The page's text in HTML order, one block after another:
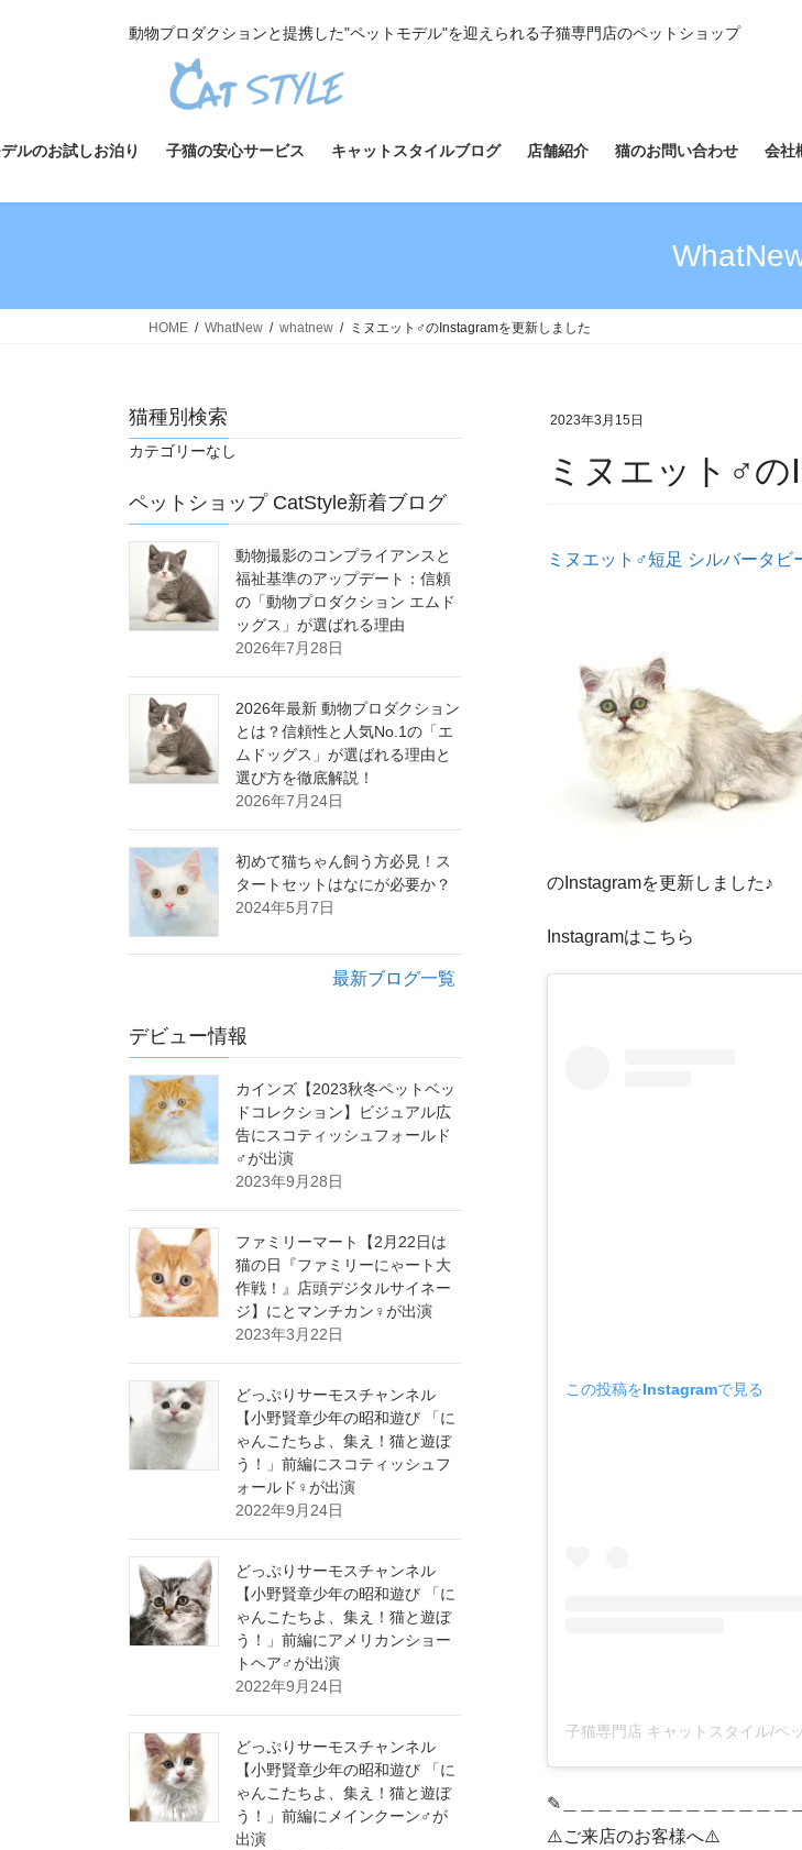
へ
ョ
動物プロダクションと提携した"ペットモデル"を迎えられる子猫専門店のペットショップ
ルのお試しお泊り 子猫の安心サービス キャットスタイルブログ 店舗紹介 猫のお問い合わせ 会社
HOME WhatNew whatnew ミヌエット♂のInstagramを更新しました
2023年3月15日
ミヌエット♂の
ミヌエット♂短足 シルバータビ
のInstagramを更新しました♪
Instagramはこちら
この投稿をInstagramで見る
✎︎＿＿＿＿＿＿＿＿＿＿＿＿＿＿
⚠️ご来店のお客様へ⚠️
猫種別検索
カテゴリーなし
ペットショップ CatStyle新着ブログ
動物撮影のコンプライアンスと
福祉基準のアップデート：信頼
の「動物プロダクション エムド
ッグス」が選ばれる理由
2026年7月28日
2026年最新 動物プロダクション
とは？信頼性と人気No.1の「エ
ムドッグス」が選ばれる理由と
選び方を徹底解説！
2026年7月24日
初めて猫ちゃん飼う方必見！ス
タートセットはなにが必要か？
2024年5月7日
最新ブログ一覧
デビュー情報
カインズ【2023秋冬ペットベッ
ドコレクション】ビジュアル広
告にスコティッシュフォールド
♂が出演
2023年9月28日
ファミリーマート【2月22日は
猫の日『ファミリーにゃート大
作戦！』店頭デジタルサイネー
ジ】にとマンチカン♀が出演
2023年3月22日
どっぷりサーモスチャンネル
【小野賢章少年の昭和遊び 「に
ゃんこたちよ、集え！猫と遊ぼ
う！」前編にスコティッシュフ
ォールド♀が出演
2022年9月24日
どっぷりサーモスチャンネル
【小野賢章少年の昭和遊び 「に
ゃんこたちよ、集え！猫と遊ぼ
う！」前編にアメリカンショー
トヘア♂が出演
2022年9月24日
どっぷりサーモスチャンネル
【小野賢章少年の昭和遊び 「に
ゃんこたちよ、集え！猫と遊ぼ
う！」前編にメインクーン♂が
出演